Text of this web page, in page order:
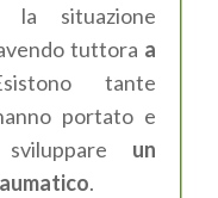
la situazione
tuttora a
sistono tante
portato e
un
.